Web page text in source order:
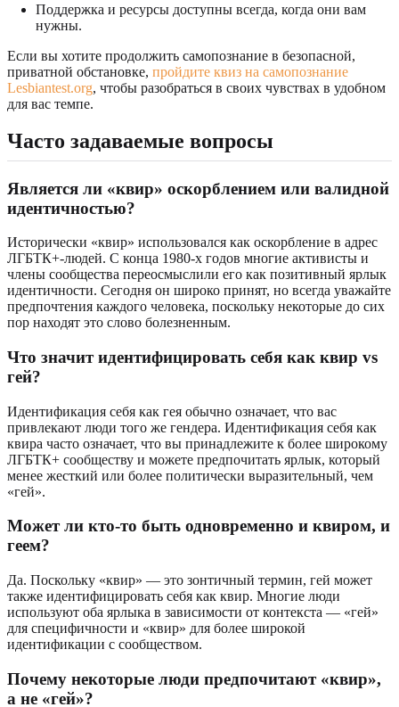
Поддержка и ресурсы доступны всегда, когда они вам
нужны.
Если вы хотите продолжить самопознание в безопасной,
приватной обстановке, пройдите квиз на самопознание
Lesbiantest.org, чтобы разобраться в своих чувствах в удобном
для вас темпе.
Часто задаваемые вопросы
Является ли «квир» оскорблением или валидной
идентичностью?
Исторически «квир» использовался как оскорбление в адрес
ЛГБТК+-людей. С конца 1980-х годов многие активисты и
члены сообщества переосмыслили его как позитивный ярлык
идентичности. Сегодня он широко принят, но всегда уважайте
предпочтения каждого человека, поскольку некоторые до сих
пор находят это слово болезненным.
Что значит идентифицировать себя как квир vs
гей?
Идентификация себя как гея обычно означает, что вас
привлекают люди того же гендера. Идентификация себя как
квира часто означает, что вы принадлежите к более широкому
ЛГБТК+ сообществу и можете предпочитать ярлык, который
менее жесткий или более политически выразительный, чем
«гей».
Может ли кто-то быть одновременно и квиром, и
геем?
Да. Поскольку «квир» — это зонтичный термин, гей может
также идентифицировать себя как квир. Многие люди
используют оба ярлыка в зависимости от контекста — «гей»
для специфичности и «квир» для более широкой
идентификации с сообществом.
Почему некоторые люди предпочитают «квир»,
а не «гей»?